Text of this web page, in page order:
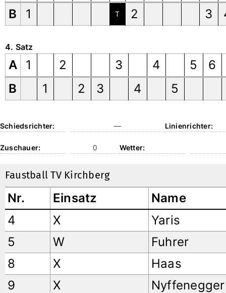
B
1 T 2 3
4. Satz
A 1 2 3 4 5
6
B
1 2 3 4 5
Schiedsrichter: — Linienrichter:
Zuschauer: 0 Wetter:
Faustball TV Kirchberg
Nr. Einsatz
Name
4
X
Yaris
5
W
Fuhrer
8
X
Haas
9
X
Nyffenegger